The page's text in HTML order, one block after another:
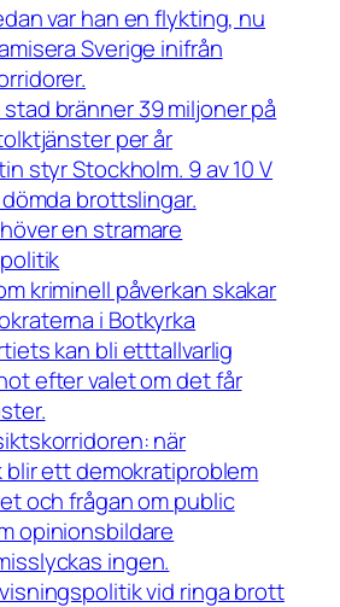
var han en flykting, nu
Sverige inifrån
bränner 39 miljoner på
per år
styr Stockholm. 9 av 10 V
brottslingar.
en stramare
kriminell påverkan skakar
i Botkyrka
kan bli etttallvarlig
efter valet om det får
när
blir ett demokratiproblem
och frågan om public
opinionsbildare
ingen.
vid ringa brott